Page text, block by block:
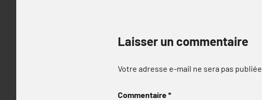
Laisser un commentaire
Votre adresse e-mail ne sera pas publiée.
Commentaire*